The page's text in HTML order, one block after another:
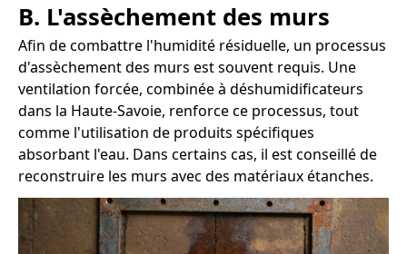
B. L'assèchement des murs
Afin de combattre l'humidité résiduelle, un processus
d'assèchement des murs est souvent requis. Une
ventilation forcée, combinée à déshumidificateurs
dans la Haute-Savoie, renforce ce processus, tout
comme l'utilisation de produits spécifiques
absorbant l'eau. Dans certains cas, il est conseillé de
reconstruire les murs avec des matériaux étanches.